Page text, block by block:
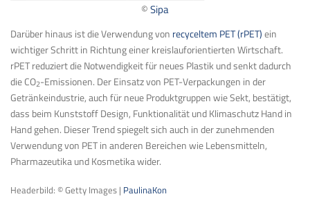
©Sipa
Darüber hinaus ist die Verwendung von recyceltem PET (rPET)ein
wichtiger Schritt in Richtung einer kreislauforientierten Wirtschaft.
rPET reduziert die Notwendigkeit für neues Plastik und senkt dadurch
die CO2-Emissionen. Der Einsatz von PET-Verpackungen in der
Getränkeindustrie, auch für neue Produktgruppen wie Sekt, bestätigt,
dass beim Kunststoff Design, Funktionalität und Klimaschutz Hand in
Hand gehen. Dieser Trend spiegelt sich auch in der zunehmenden
Verwendung von PET in anderen Bereichen wie Lebensmitteln,
Pharmazeutika und Kosmetika wider.
Headerbild: © Getty Images | PaulinaKon